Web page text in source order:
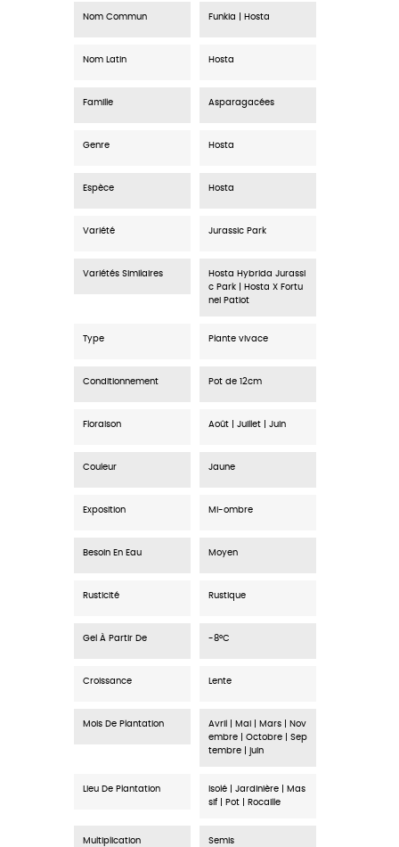
Nom Commun Funkia | Hosta
Nom Latin Hosta
Famille Asparagacées
Genre Hosta
Espèce Hosta
Variété Jurassic Park
Variétés Similaires
Hosta Hybrida Jurassi
c Park | Hosta X Fortu
nei Patiot
Type Plante vivace
Conditionnement Pot de 12cm
Floraison Août | Juillet | Juin
Couleur Jaune
Exposition Mi-ombre
Besoin En Eau Moyen
Rusticité Rustique
Gel À Partir De -8°C
Croissance Lente
Mois De Plantation
Avril | Mai | Mars | Nov
embre | Octobre | Sep
tembre | juin
Lieu De Plantation
Isolé | Jardinière | Mas
sif | Pot | Rocaille
Multiplication Semis